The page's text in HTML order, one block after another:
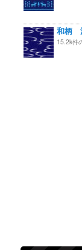
和柄
15.2k件